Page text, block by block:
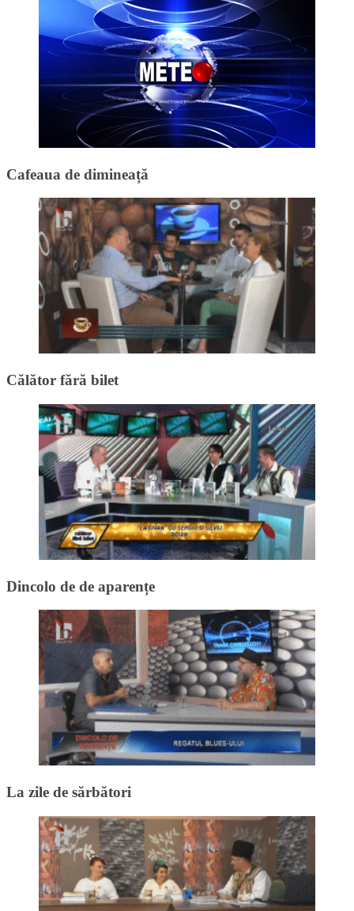
Cafeaua de dimineață
Călător fără bilet
Dincolo de de aparențe
La zile de sărbători